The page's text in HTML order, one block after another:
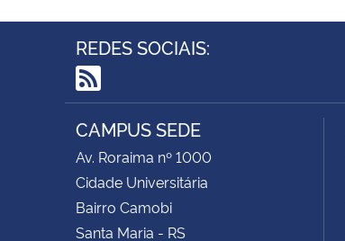
REDES SOCIAIS:
RSS
CAMPUS SEDE
Av. Roraima nº 1000
Cidade Universitária
Bairro Camobi
Santa Maria - RS